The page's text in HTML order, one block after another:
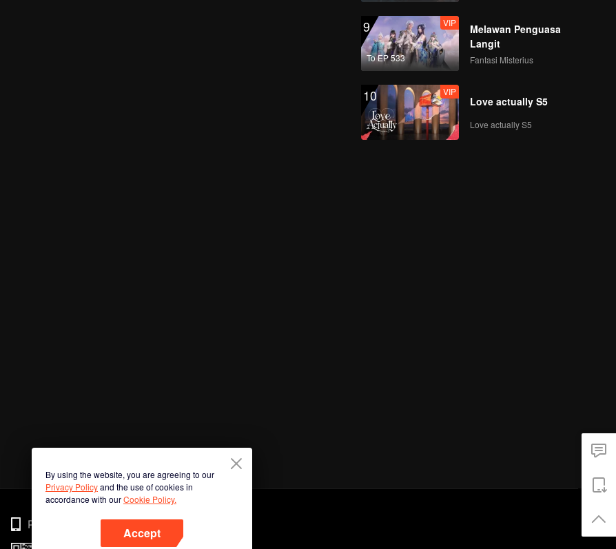
9
To EP 533
VIP
Melawan Penguasa
Langit
Fantasi Misterius
10 VIP
Love actually S5
Love actually S5
By using the website, you are agreeing to our
Privacy Policyand the use of cookies in
accordance with ourCookie Policy.
Accept
Phone